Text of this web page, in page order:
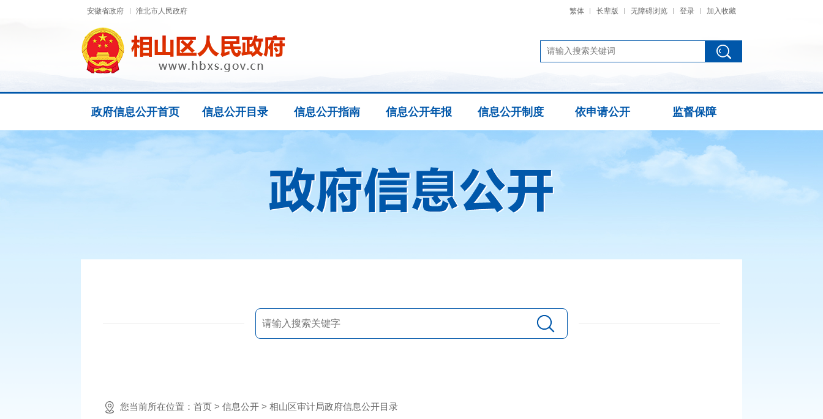
安徽省政府 淮北市人民政府 繁体 长辈版 无障碍浏览 登录 加入收藏
政府信息公开首页 信息公开目录 信息公开指南 信息公开年报 信息公开制度 依申请公开 监督保障
您当前所在位置： 首页 > 信息公开 > 相山区审计局政府信息公开目录